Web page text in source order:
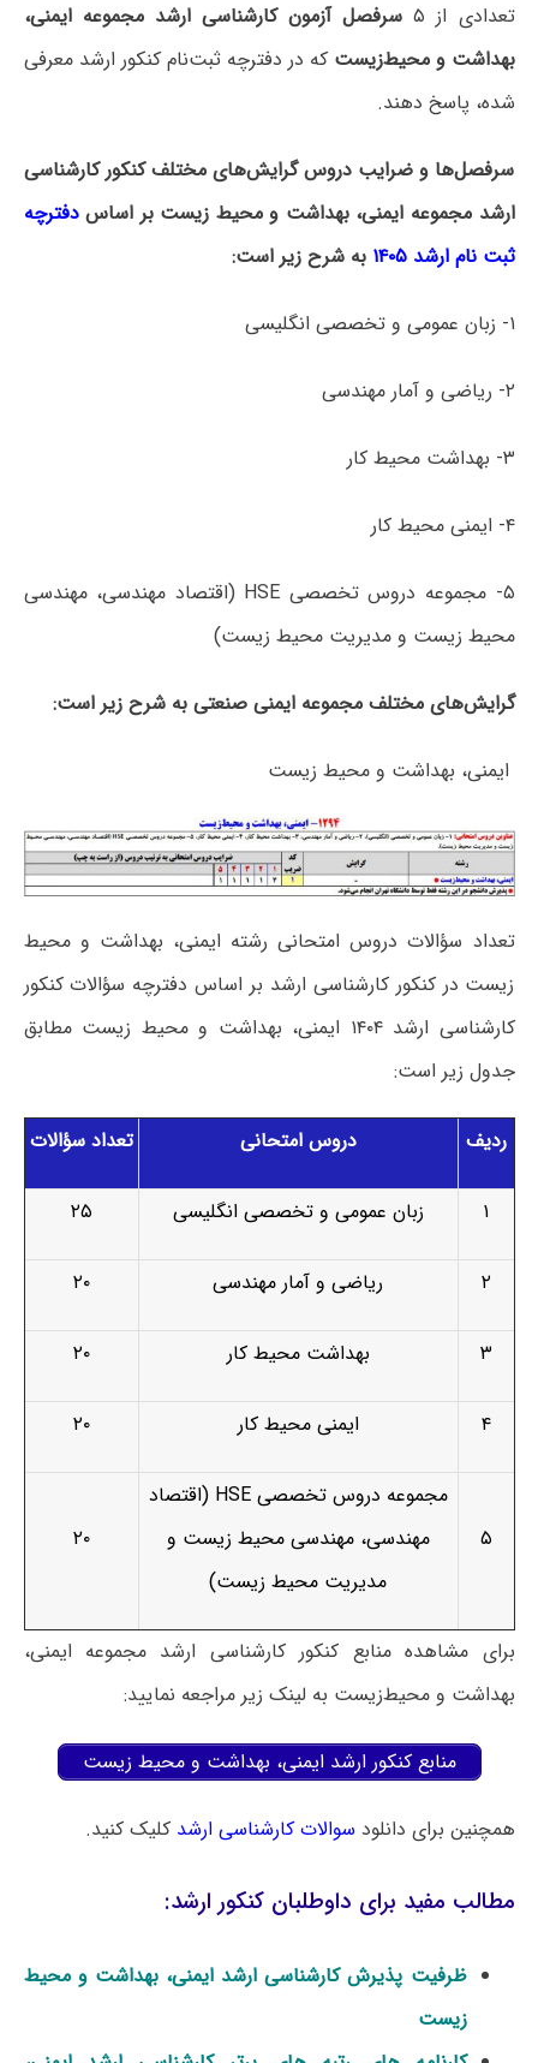
تعدادی از ۵
سرفصل آزمون کارشناسی ارشد مجموعه ایمنی،
بهداشت و محیط‌زیست که در دفترچه‌ ثبت‌نام کنکور ارشد معرفی
شده، پاسخ دهند.
سرفصل‌ها و ضرایب دروس گرایش‌های مختلف کنکور کارشناسی
ارشد مجموعه ایمنی، بهداشت و محیط‎‌‌‌ زیست بر اساس
دفترچه
ثبت نام ارشد ۱۴۰۵
به شرح زیر است:
۱- زبان عمومی و تخصصی انگلیسی
۲- ریاضی و آمار مهندسی
۳- بهداشت محیط کار
۴- ایمنی محیط کار
۵- مجموعه دروس تخصصی HSE (اقتصاد مهندسی، مهندسی
محیط زیست و مدیریت محیط زیست)
گرایش‌های مختلف مجموعه ایمنی صنعتی به شرح زیر است:
ایمنی، بهداشت و محیط زیست
تعداد سؤالات دروس امتحانی رشته ایمنی، بهداشت و محیط
زیست در کنکور کارشناسی ارشد بر اساس دفترچه سؤالات کنکور
کارشناسی ارشد ۱۴۰۴ ایمنی، بهداشت و محیط زیست مطابق
جدول زیر است:
ردیف دروس امتحانی تعداد سؤالات
۱ زبان عمومی و تخصصی انگلیسی ۲۵
۲ ریاضی و آمار مهندسی ۲۰
۳ بهداشت محیط کار ۲۰
۴ ایمنی محیط کار ۲۰
۵
مجموعه دروس تخصصی HSE (اقتصاد
مهندسی، مهندسی محیط زیست و
مدیریت محیط زیست)
۲۰
برای مشاهده منابع کنکور کارشناسی ارشد مجموعه ایمنی،
بهداشت و محیط‌زیست به لینک زیر مراجعه نمایید:
منابع کنکور ارشد ایمنی، بهداشت و محیط زیست
همچنین برای دانلود سوالات کارشناسی ارشد کلیک کنید.
مطالب مفید برای داوطلبان کنکور ارشد:
ظرفیت پذیرش کارشناسی ارشد ایمنی، بهداشت و محیط
زیست